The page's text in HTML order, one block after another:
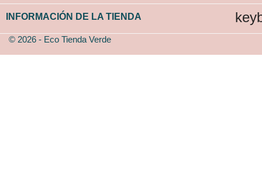
INFORMACIÓN DE LA TIENDA
© 2026 - Eco Tienda Verde